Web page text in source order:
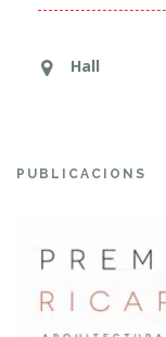
Hall
PUBLICACIONS